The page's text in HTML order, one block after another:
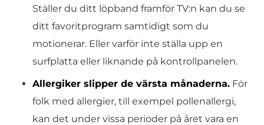
Ställer du ditt löpband framför TV:n kan du se
ditt favoritprogram samtidigt som du
motionerar. Eller varför inte ställa upp en
surfplatta eller liknande på kontrollpanelen.
Allergiker slipper de värsta månaderna. För
folk med allergier, till exempel pollenallergi,
kan det under vissa perioder på året vara en